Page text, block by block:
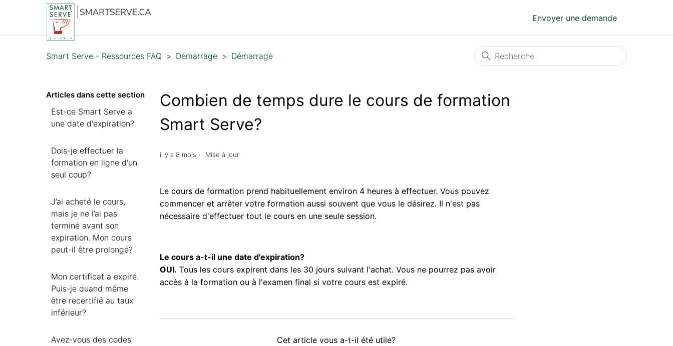
Envoyer une demande
Smart Serve - Ressources FAQ Démarrage Démarrage
Articles dans cette section
Est-ce Smart Serve a
une date d'expiration?
Dois-je effectuer la
formation en ligne d'un
seul coup?
J’ai acheté le cours,
mais je ne l’ai pas
terminé avant son
expiration. Mon cours
peut-il être prolongé?
Mon certificat a expiré.
Puis-je quand même
être recertifié au taux
inférieur?
Avez-vous des codes
Combien de temps dure le cours de formation
Smart Serve?
il y a 8 mois Mise à jour
Le cours de formation prend habituellement environ 4 heures à effectuer. Vous pouvez
commencer et arrêter votre formation aussi souvent que vous le désirez. Il n'est pas
nécessaire d'effectuer tout le cours en une seule session.
Le cours a-t-il une date d'expiration?
OUI. Tous les cours expirent dans les 30 jours suivant l'achat. Vous ne pourrez pas avoir
accès à la formation ou à l'examen final si votre cours est expiré.
Cet article vous a-t-il été utile?